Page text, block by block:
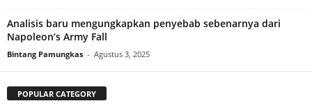
Analisis baru mengungkapkan penyebab sebenarnya dari
Napoleon’s Army Fall
Bintang Pamungkas - Agustus 3, 2025
POPULAR CATEGORY